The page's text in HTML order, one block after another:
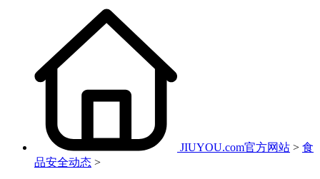
JIUYOU.com官方网站 > 食
品安全动态 >